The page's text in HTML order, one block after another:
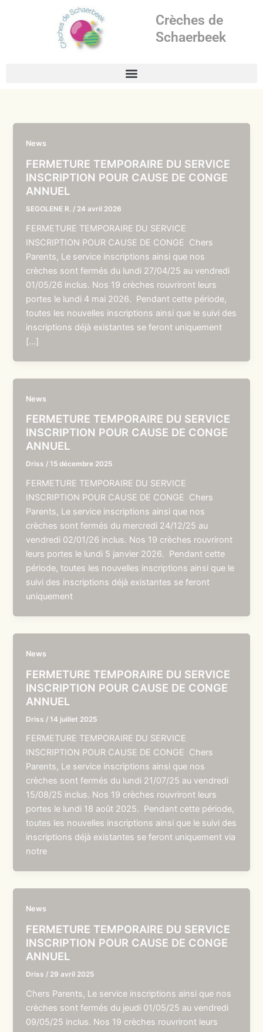
Crèches de
Schaerbeek
News
FERMETURE TEMPORAIRE DU SERVICE
INSCRIPTION POUR CAUSE DE CONGE
ANNUEL
SEGOLENE R. / 24 avril 2026
FERMETURE TEMPORAIRE DU SERVICE
INSCRIPTION POUR CAUSE DE CONGE Chers
Parents, Le service inscriptions ainsi que nos
crèches sont fermés du lundi 27/04/25 au vendredi
01/05/26 inclus. Nos 19 crèches rouvriront leurs
portes le lundi 4 mai 2026. Pendant cette période,
toutes les nouvelles inscriptions ainsi que le suivi des
inscriptions déjà existantes se feront uniquement
[…]
News
FERMETURE TEMPORAIRE DU SERVICE
INSCRIPTION POUR CAUSE DE CONGE
ANNUEL
Driss /15 décembre 2025
FERMETURE TEMPORAIRE DU SERVICE
INSCRIPTION POUR CAUSE DE CONGE Chers
Parents, Le service inscriptions ainsi que nos
crèches sont fermés du mercredi 24/12/25 au
vendredi 02/01/26 inclus. Nos 19 crèches rouvriront
leurs portes le lundi 5 janvier 2026. Pendant cette
période, toutes les nouvelles inscriptions ainsi que le
suivi des inscriptions déjà existantes se feront
uniquement
News
FERMETURE TEMPORAIRE DU SERVICE
INSCRIPTION POUR CAUSE DE CONGE
ANNUEL
Driss /14 juillet 2025
FERMETURE TEMPORAIRE DU SERVICE
INSCRIPTION POUR CAUSE DE CONGE Chers
Parents, Le service inscriptions ainsi que nos
crèches sont fermés du lundi 21/07/25 au vendredi
15/08/25 inclus. Nos 19 crèches rouvriront leurs
portes le lundi 18 août 2025. Pendant cette période,
toutes les nouvelles inscriptions ainsi que le suivi des
inscriptions déjà existantes se feront uniquement via
notre
News
FERMETURE TEMPORAIRE DU SERVICE
INSCRIPTION POUR CAUSE DE CONGE
ANNUEL
Driss / 29 avril 2025
Chers Parents, Le service inscriptions ainsi que nos
crèches sont fermés du jeudi 01/05/25 au vendredi
09/05/25 inclus. Nos 19 crèches rouvriront leurs